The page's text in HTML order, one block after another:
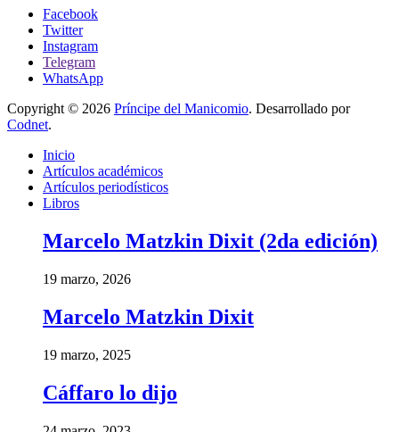
Facebook
Twitter
Instagram
Telegram
WhatsApp
Copyright © 2026 Príncipe del Manicomio. Desarrollado por
Codnet.
Inicio
Artículos académicos
Artículos periodísticos
Libros
Marcelo Matzkin Dixit (2da edición)
19 marzo, 2026
Marcelo Matzkin Dixit
19 marzo, 2025
Cáffaro lo dijo